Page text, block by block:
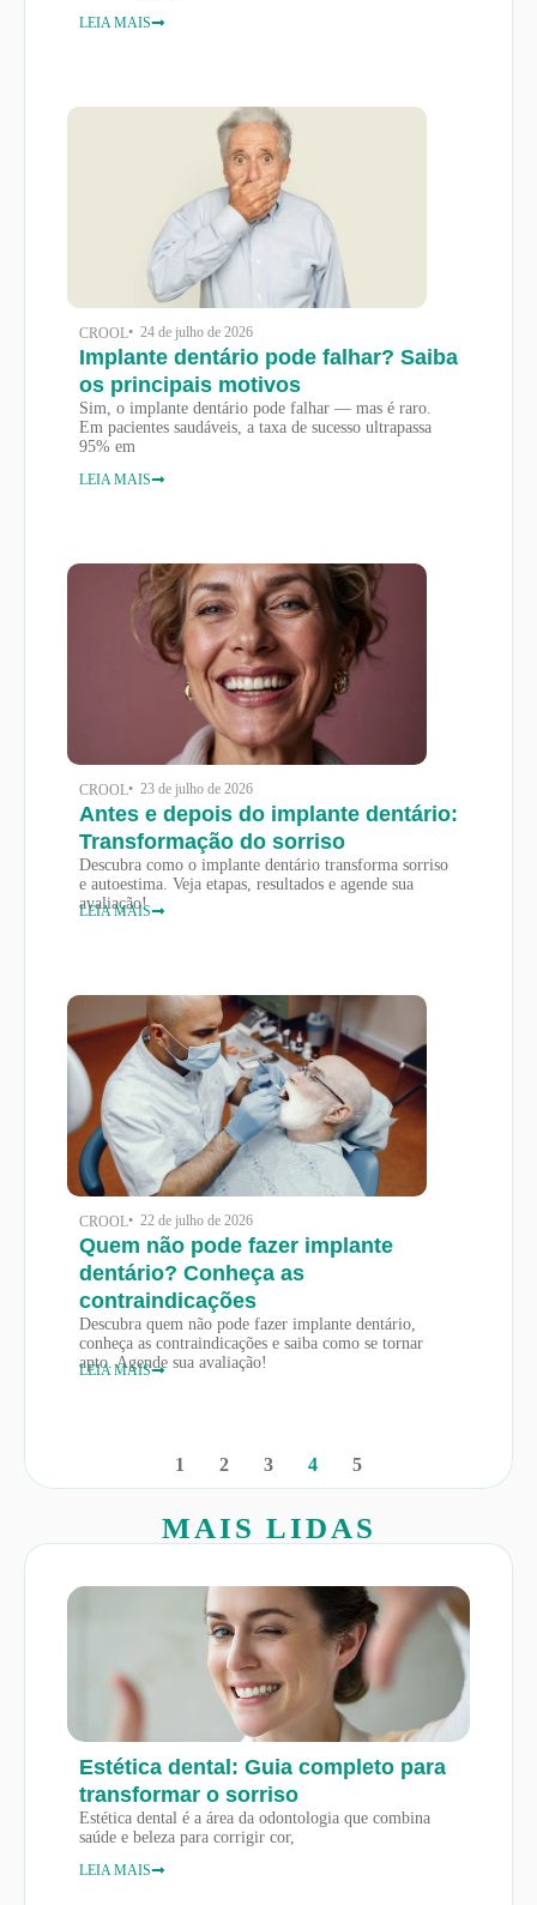
LEIA MAIS
CROOL• 24 de julho de 2026
Implante dentário pode falhar? Saiba
os principais motivos
Sim, o implante dentário pode falhar — mas é raro.
Em pacientes saudáveis, a taxa de sucesso ultrapassa
95% em
LEIA MAIS
CROOL• 23 de julho de 2026
Antes e depois do implante dentário:
Transformação do sorriso
Descubra como o implante dentário transforma sorriso
e autoestima. Veja etapas, resultados e agende sua
avaliação!
LEIA MAIS
CROOL• 22 de julho de 2026
Quem não pode fazer implante
dentário? Conheça as
contraindicações
Descubra quem não pode fazer implante dentário,
conheça as contraindicações e saiba como se tornar
apto. Agende sua avaliação!
LEIA MAIS
1 2 3 4 5
MAIS LIDAS
Estética dental: Guia completo para
transformar o sorriso
Estética dental é a área da odontologia que combina
saúde e beleza para corrigir cor,
LEIA MAIS